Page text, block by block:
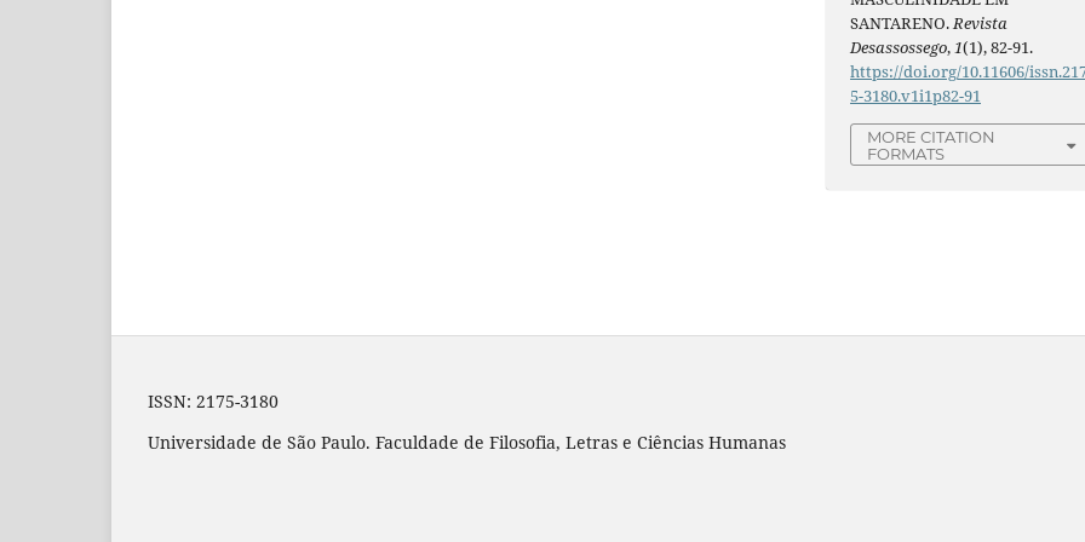
SANTARENO.Revista
Desassossego,1(1), 82-91.
https://doi.org/10.11606/
5-3180.v1i1p82-91
MORE CITATION
FORMATS
ISSN: 2175-3180
Universidade de São Paulo. Faculdade de Filosofia, Letras e Ciências Humanas